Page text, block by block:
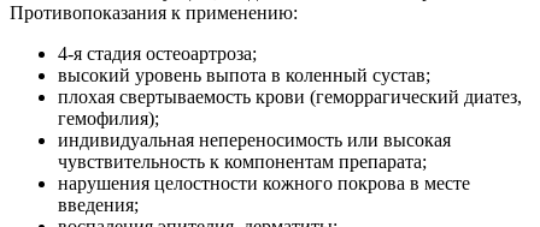
Противопоказания к применению:
4-я стадия остеоартроза;
высокий уровень выпота в коленный сустав;
плохая свертываемость крови (геморрагический диатез,
гемофилия);
индивидуальная непереносимость или высокая
чувствительность к компонентам препарата;
нарушения целостности кожного покрова в месте
введения;